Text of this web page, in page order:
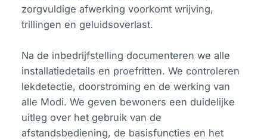
zorgvuldige afwerking voorkomt wrijving,
trillingen en geluidsoverlast.
Na de inbedrijfstelling documenteren we alle
installatiedetails en proefritten. We controleren
lekdetectie, doorstroming en de werking van
alle Modi. We geven bewoners een duidelijke
uitleg over het gebruik van de
afstandsbediening, de basisfuncties en het